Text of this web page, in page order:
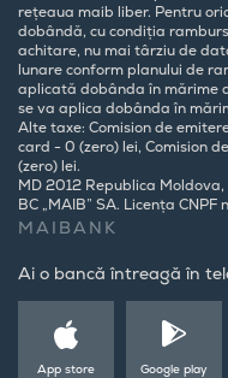
rețeaua maib liber. Pentru
dobândă, cu condiția
achitare, nu mai târziu de
lunare conform planului de
aplicată dobânda în mărime
se va aplica dobânda în
Alte taxe: Comision de
card - 0 (zero) lei, Comision
(zero) lei.
MD 2012 Republica Moldova,
BC „MAIB” SA. Licența
MAIBANK
Ai o bancă întreagă în
App store Google play